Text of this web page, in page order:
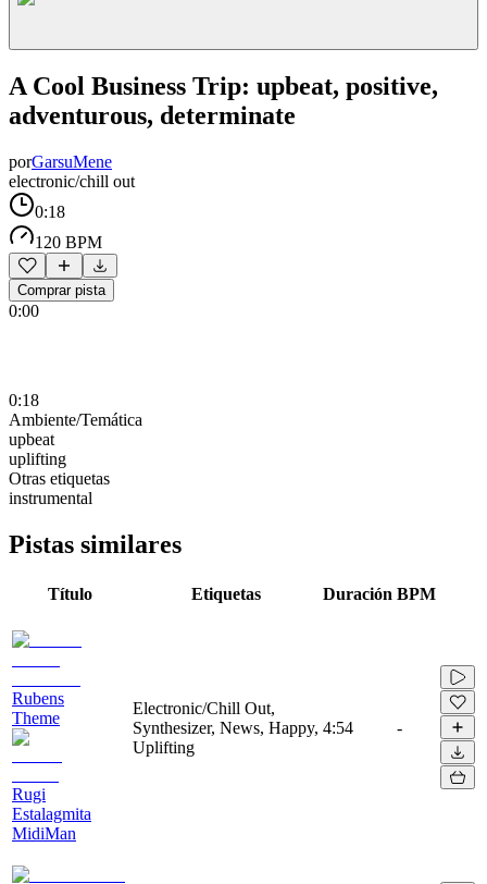
A Cool Business Trip: upbeat, positive,
adventurous, determinate
porGarsuMene
electronic/chill out
0:18
120 BPM
Comprar pista
0:00
0:18
Ambiente/Temática
upbeat
uplifting
Otras etiquetas
instrumental
Pistas similares
Título Etiquetas Duración BPM
Rubens
Theme
Rugi
Estalagmita
MidiMan
Electronic/Chill Out,
Synthesizer, News, Happy,
Uplifting
4:54 -